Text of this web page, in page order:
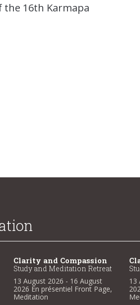
the 16th Karmapa
Clarity and Compassion
Study and Meditation Retreat
13 August 2026 - 16 August
2026 En présentiel Front Page,
Meditation
13